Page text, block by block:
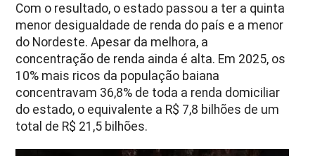
Com o resultado, o estado passou a ter a quinta
menor desigualdade de renda do país e a menor
do Nordeste. Apesar da melhora, a
concentração de renda ainda é alta. Em 2025, os
10% mais ricos da população baiana
concentravam 36,8% de toda a renda domiciliar
do estado, o equivalente a R$ 7,8 bilhões de um
total de R$ 21,5 bilhões.